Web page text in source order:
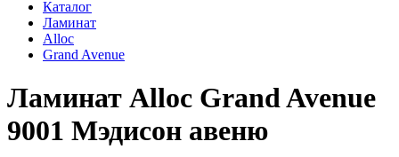
Каталог
Ламинат
Alloc
Grand Avenue
Ламинат Alloc Grand Avenue
9001 Мэдисон авеню